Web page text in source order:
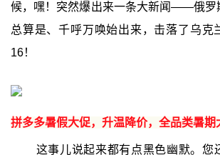
候，嘿！突然爆出来一条大新闻——俄罗
总算是、千呼万唤始出来，击落了乌克
16！
拼多多暑假大促，升温降价，全品类暑
这事儿说起来都有点黑色幽默。您